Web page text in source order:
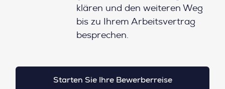
klären und den weiteren Weg
bis zu Ihrem Arbeitsvertrag
besprechen.
Starten Sie Ihre Bewerberreise